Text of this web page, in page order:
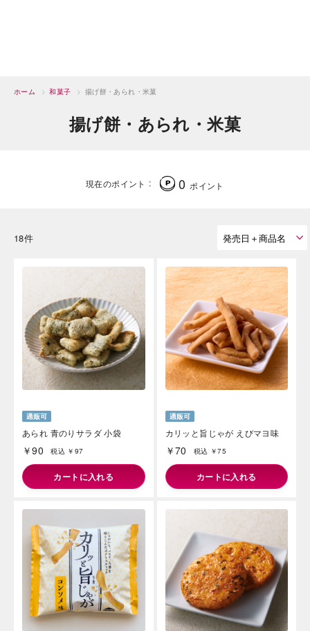
ホーム > 和菓子 > 揚げ餅・あられ・米菓
揚げ餅・あられ・米菓
現在のポイント 0 ポイント
18件
あられ 青のりサラダ 小袋
￥90 税込 ￥97
カートに入れる
カリッと旨じゃが えびマヨ味
￥70 税込 ￥75
カートに入れる